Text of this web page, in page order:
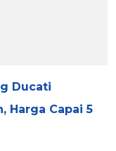
Ducati
Harga Capai 5